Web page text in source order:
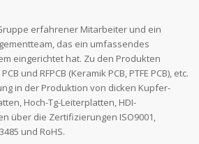
erfahrener Mitarbeiter und ein
das ein umfassendes
eingerichtet hat. Zu den Produkten
und RFPCB (Keramik PCB, PTFE PCB), etc.
in der Produktion von dicken Kupfer-
Hoch-Tg-Leiterplatten, HDI-
über die Zertifizierungen ISO9001,
und RoHS.